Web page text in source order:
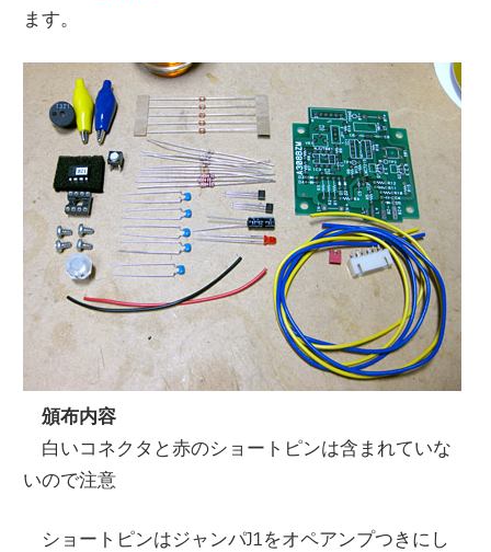
ます。
頒布内容
白いコネクタと赤のショートピンは含まれていな
いので注意
ショートピンはジャンパJ1をオペアンプつきにし